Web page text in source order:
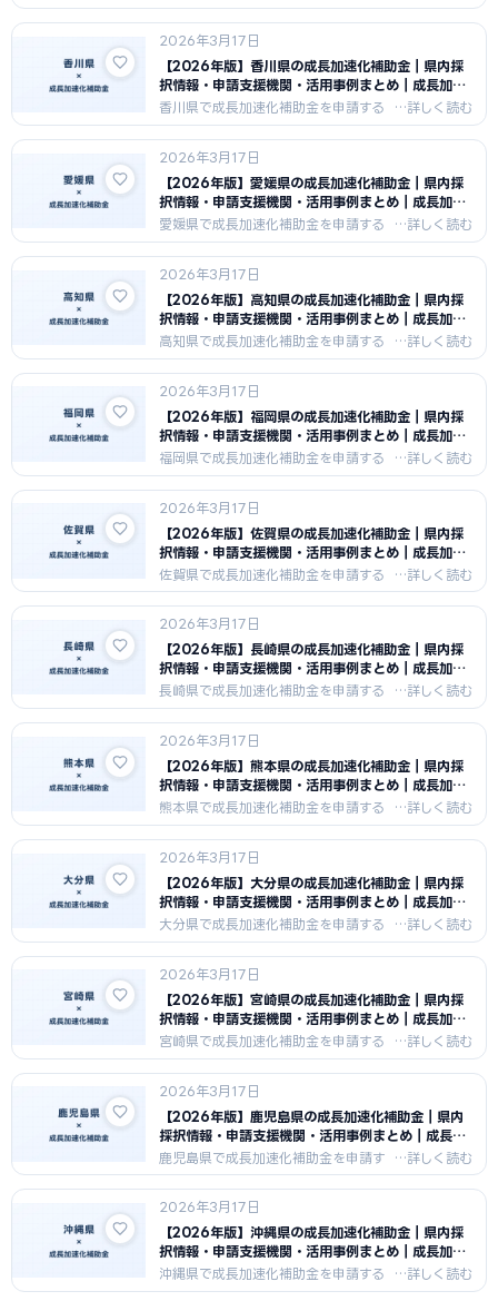
中小企業向けに、県内の採択傾向・申
請支援機関・活用事例をまとめまし
た。青森県の産業特性に合わせた申請
戦略と地域密着の認定支援機関情報を
紹介します。
2026年3月17日
【2026年版】香川県の成長加速化補助金｜県内採
択情報・申請支援機関・活用事例まとめ｜成長加速
化補助金ナビ
香川県で成長加速化補助金を申請する
中小企業向けに、県内の採択傾向・申
請支援機関・活用事例をまとめまし
た。香川県の食品・機械・化学の産業
特性を活かした申請戦略と支援機関情
報を紹介します。
2026年3月17日
【2026年版】愛媛県の成長加速化補助金｜県内採
択情報・申請支援機関・活用事例まとめ｜成長加速
化補助金ナビ
愛媛県で成長加速化補助金を申請する
中小企業向けに、県内の採択傾向・申
請支援機関・活用事例をまとめまし
た。愛媛県の製紙・化学・食品・造船
の産業特性を活かした申請戦略と支援
機関情報を紹介します。
2026年3月17日
【2026年版】高知県の成長加速化補助金｜県内採
択情報・申請支援機関・活用事例まとめ｜成長加速
化補助金ナビ
高知県で成長加速化補助金を申請する
中小企業向けに、県内の採択傾向・申
請支援機関・活用事例をまとめまし
た。高知県の食品・農業・林業・観光
の産業特性を活かした申請戦略と支援
機関情報を紹介します。
2026年3月17日
【2026年版】福岡県の成長加速化補助金｜県内採
択情報・申請支援機関・活用事例まとめ｜成長加速
化補助金ナビ
福岡県で成長加速化補助金を申請する
中小企業向けに、県内の採択傾向・申
請支援機関・活用事例をまとめまし
た。福岡県の自動車・IT・食品・物流
の産業集積を活かした申請戦略と支援
機関情報を紹介します。
2026年3月17日
【2026年版】佐賀県の成長加速化補助金｜県内採
択情報・申請支援機関・活用事例まとめ｜成長加速
化補助金ナビ
佐賀県で成長加速化補助金を申請する
中小企業向けに、県内の採択傾向・申
請支援機関・活用事例をまとめまし
た。佐賀県の自動車・食品・半導体・
窯業の産業特性を活かした申請戦略と
支援機関情報を紹介します。
2026年3月17日
【2026年版】長崎県の成長加速化補助金｜県内採
択情報・申請支援機関・活用事例まとめ｜成長加速
化補助金ナビ
長崎県で成長加速化補助金を申請する
中小企業向けに、県内の採択傾向・申
請支援機関・活用事例をまとめまし
た。長崎県の造船・食品・観光の産業
特性を活かした申請戦略と支援機関情
報を紹介します。
2026年3月17日
【2026年版】熊本県の成長加速化補助金｜県内採
択情報・申請支援機関・活用事例まとめ｜成長加速
化補助金ナビ
熊本県で成長加速化補助金を申請する
中小企業向けに、県内の採択傾向・申
請支援機関・活用事例をまとめまし
た。熊本県の半導体・食品・農業・製
造業の急成長産業特性を活かした申請
戦略と支援機関情報を紹介します。
2026年3月17日
【2026年版】大分県の成長加速化補助金｜県内採
択情報・申請支援機関・活用事例まとめ｜成長加速
化補助金ナビ
大分県で成長加速化補助金を申請する
中小企業向けに、県内の採択傾向・申
請支援機関・活用事例をまとめまし
た。大分県の化学・鉄鋼・食品・観光
の産業特性を活かした申請戦略と支援
機関情報を紹介します。
2026年3月17日
【2026年版】宮崎県の成長加速化補助金｜県内採
択情報・申請支援機関・活用事例まとめ｜成長加速
化補助金ナビ
宮崎県で成長加速化補助金を申請する
中小企業向けに、県内の採択傾向・申
請支援機関・活用事例をまとめまし
た。宮崎県の農業・食品・観光の産業
特性を活かした申請戦略と支援機関情
報を紹介します。
2026年3月17日
【2026年版】鹿児島県の成長加速化補助金｜県内
採択情報・申請支援機関・活用事例まとめ｜成長加
速化補助金ナビ
鹿児島県で成長加速化補助金を申請す
る中小企業向けに、県内の採択傾向・
申請支援機関・活用事例をまとめまし
た。鹿児島県の農業・食品・観光・工
業の産業特性を活かした申請戦略と支
援機関情報を紹介します。
2026年3月17日
【2026年版】沖縄県の成長加速化補助金｜県内採
択情報・申請支援機関・活用事例まとめ｜成長加速
化補助金ナビ
沖縄県で成長加速化補助金を申請する
中小企業向けに、県内の採択傾向・申